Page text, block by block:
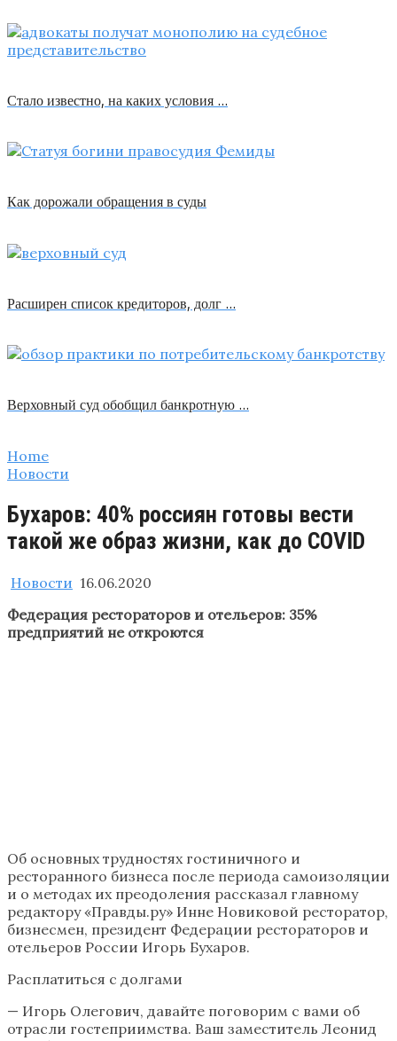
Стало известно, на каких условия …
Как дорожали обращения в суды
Расширен список кредиторов, долг …
Верховный суд обобщил банкротную …
Home
Новости
Бухаров: 40% россиян готовы вести
такой же образ жизни, как до COVID
Новости 16.06.2020
Федерация рестораторов и отельеров: 35%
предприятий не откроются
Об основных трудностях гостиничного и
ресторанного бизнеса после периода самоизоляции
и о методах их преодоления рассказал главному
редактору «Правды.ру» Инне Новиковой ресторатор,
бизнесмен, президент Федерации рестораторов и
отельеров России Игорь Бухаров.
Расплатиться с долгами
— Игорь Олегович, давайте поговорим с вами об
отрасли гостеприимства. Ваш заместитель Леонид